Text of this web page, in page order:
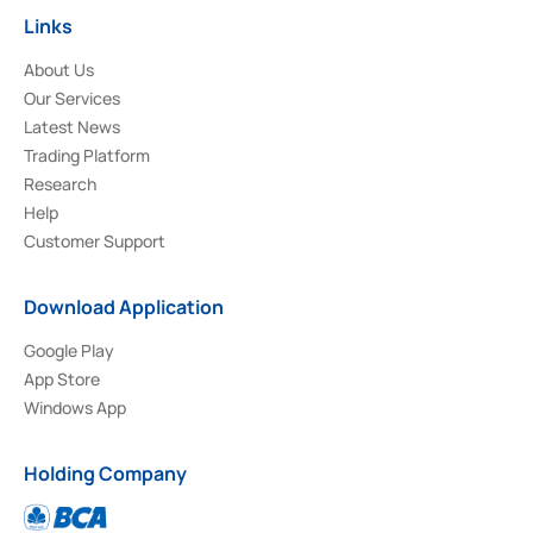
Links
About Us
Our Services
Latest News
Trading Platform
Research
Help
Customer Support
Download Application
Google Play
App Store
Windows App
Holding Company